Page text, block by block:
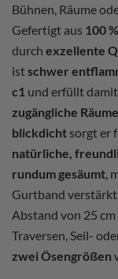
Bühnen, Räume
Gefertigt aus 100
durch exzellente
istschwer
c1 und erfüllt
zugängliche Räume
blickdicht sorgt er
natürliche,
rundum gesäumt,
Gurtband
Abstand von 25
Traversen, Seil-
zwei Ösengrößen